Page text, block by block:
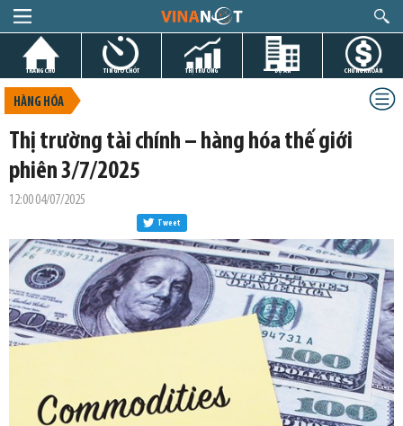
TRANG CHỦ TIN GIỜ CHÓT THỊ TRƯỜNG DỰ ÁN CHỨNG KHOÁN
HÀNG HÓA
Thị trường tài chính – hàng hóa thế giới
phiên 3/7/2025
12:00 04/07/2025
Tweet